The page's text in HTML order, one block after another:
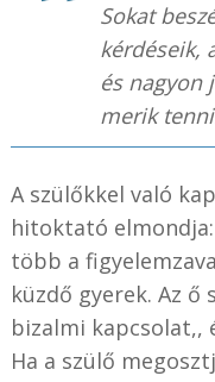
Sokat
kérdéseik,
és nagyon
merik
A szülőkkel való
hitoktató
több a
küzdő gyerek. Az
bizalmi kapcsolat,,
Ha a szülő